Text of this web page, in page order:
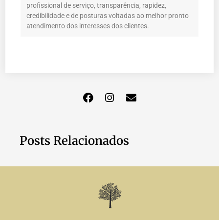
profissional de serviço, transparência, rapidez,
credibilidade e de posturas voltadas ao melhor pronto
atendimento dos interesses dos clientes.
Posts Relacionados